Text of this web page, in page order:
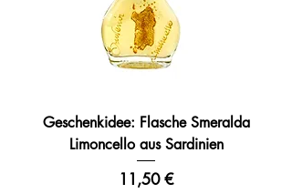
Geschenkidee: Flasche Smeralda
Limoncello aus Sardinien
Preis
11,50 €